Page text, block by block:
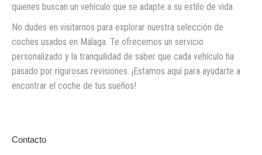
quienes buscan un vehículo que se adapte a su estilo de vida.
No dudes en visitarnos para explorar nuestra selección de
coches usados en Málaga. Te ofrecemos un servicio
personalizado y la tranquilidad de saber que cada vehículo ha
pasado por rigurosas revisiones. ¡Estamos aquí para ayudarte a
encontrar el coche de tus sueños!
Contacto